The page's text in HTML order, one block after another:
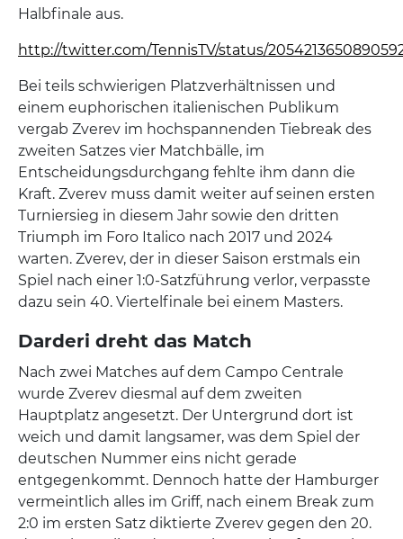
Halbfinale aus.
http://twitter.com/TennisTV/status/
Bei teils schwierigen Platzverhältnissen und
einem euphorischen italienischen Publikum
vergab Zverev im hochspannenden Tiebreak des
zweiten Satzes vier Matchbälle, im
Entscheidungsdurchgang fehlte ihm dann die
Kraft. Zverev muss damit weiter auf seinen ersten
Turniersieg in diesem Jahr sowie den dritten
Triumph im Foro Italico nach 2017 und 2024
warten. Zverev, der in dieser Saison erstmals ein
Spiel nach einer 1:0-Satzführung verlor, verpasste
dazu sein 40. Viertelfinale bei einem Masters.
Darderi dreht das Match
Nach zwei Matches auf dem Campo Centrale
wurde Zverev diesmal auf dem zweiten
Hauptplatz angesetzt. Der Untergrund dort ist
weich und damit langsamer, was dem Spiel der
deutschen Nummer eins nicht gerade
entgegenkommt. Dennoch hatte der Hamburger
vermeintlich alles im Griff, nach einem Break zum
2:0 im ersten Satz diktierte Zverev gegen den 20.